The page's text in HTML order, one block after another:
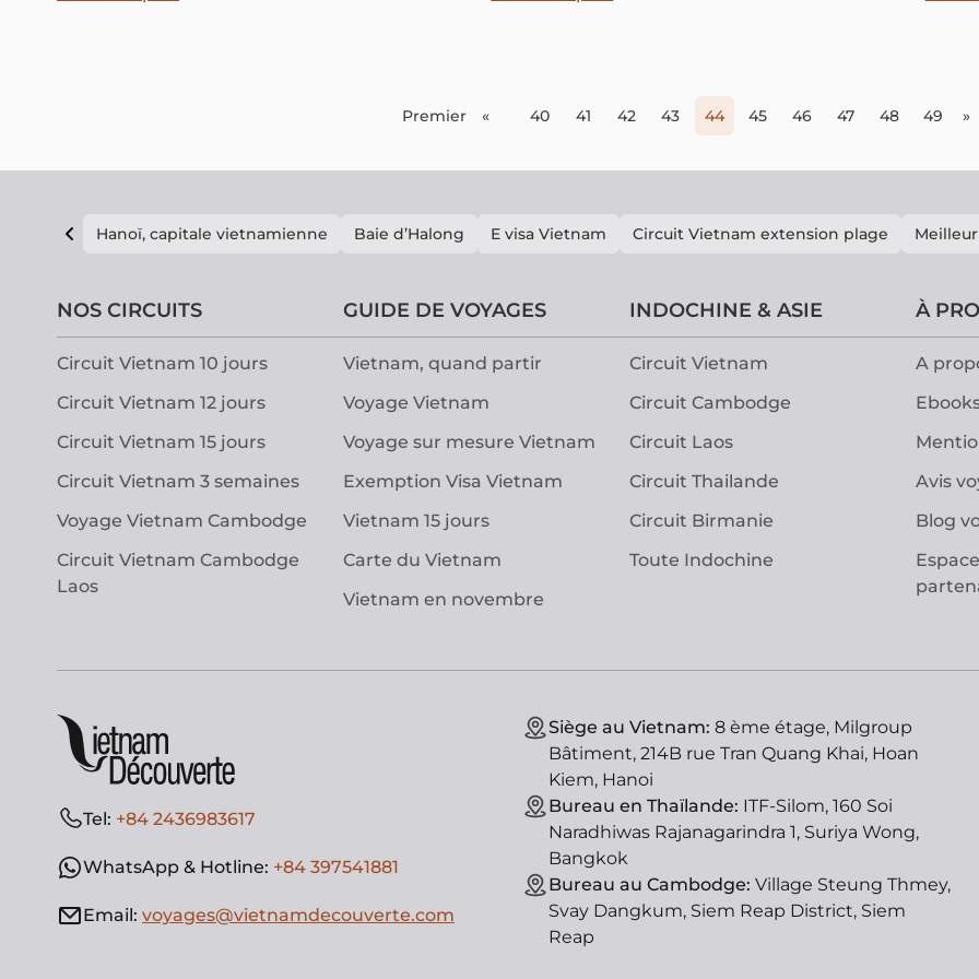
Premier « 40 41 42 43 44 45 46 47 48 49 »
Hanoï, capitale vietnamienne Baie d’Halong E visa Vietnam Circuit Vietnam extension plage
NOS CIRCUITS
Circuit Vietnam 10 jours
Circuit Vietnam 12 jours
Circuit Vietnam 15 jours
Circuit Vietnam 3 semaines
Voyage Vietnam Cambodge
Circuit Vietnam Cambodge
Laos
GUIDE DE VOYAGES
Vietnam, quand partir
Voyage Vietnam
Voyage sur mesure Vietnam
Exemption Visa Vietnam
Vietnam 15 jours
Carte du Vietnam
Vietnam en novembre
INDOCHINE & ASIE
Circuit Vietnam
Circuit Cambodge
Circuit Laos
Circuit Thailande
Circuit Birmanie
Toute Indochine
À
A
Avis
Blog
Tel: +84 2436983617
WhatsApp & Hotline: +84 397541881
Email: voyages@vietnamdecouverte.com
Siège au Vietnam: 8 ème étage, Milgroup
Bâtiment, 214B rue Tran Quang Khai, Hoan
Kiem, Hanoi
Bureau en Thaïlande: ITF-Silom, 160 Soi
Naradhiwas Rajanagarindra 1, Suriya Wong,
Bangkok
Bureau au Cambodge: Village Steung Thmey,
Svay Dangkum, Siem Reap District, Siem
Reap